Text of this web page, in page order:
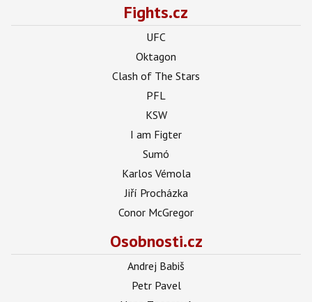
Fights.cz
UFC
Oktagon
Clash of The Stars
PFL
KSW
I am Figter
Sumó
Karlos Vémola
Jiří Procházka
Conor McGregor
Osobnosti.cz
Andrej Babiš
Petr Pavel